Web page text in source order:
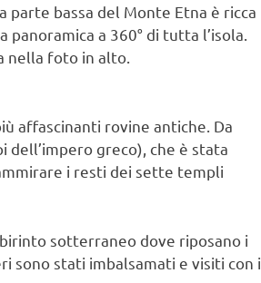
parte bassa del Monte Etna è ricca
a 360° di tutta l’isola.
nella foto in alto.
affascinanti rovine antiche. Da
greco), che è stata
i resti dei sette templi
sotterraneo dove riposano i
sono stati imbalsamati e visiti con i